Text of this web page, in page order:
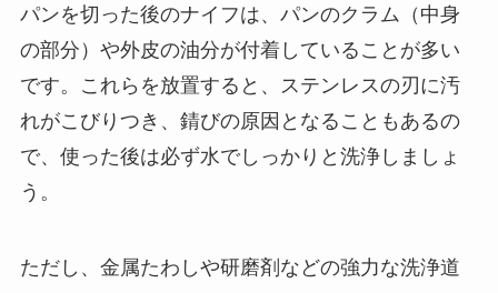
パンを切った後のナイフは、パンのクラム（中身
の部分）や外皮の油分が付着していることが多い
です。これらを放置すると、ステンレスの刃に汚
れがこびりつき、錆びの原因となることもあるの
で、使った後は必ず水でしっかりと洗浄しましょ
う。
ただし、金属たわしや研磨剤などの強力な洗浄道